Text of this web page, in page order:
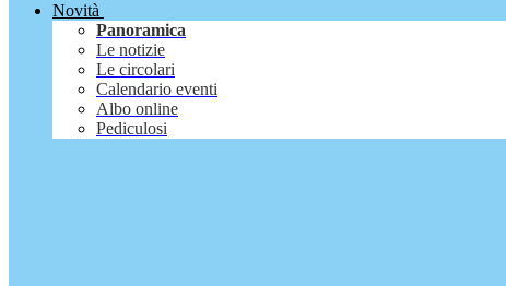
Novità
Panoramica
Le notizie
Le circolari
Calendario eventi
Albo online
Pediculosi